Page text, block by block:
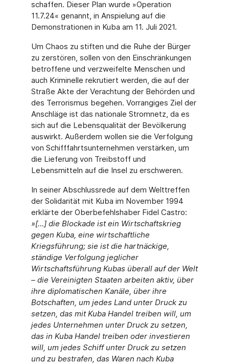
schaffen. Dieser Plan wurde »Operation
11.7.24« genannt, in Anspielung auf die
Demonstrationen in Kuba am 11. Juli 2021.
Um Chaos zu stiften und die Ruhe der Bürger
zu zerstören, sollen von den Einschrän­kungen
betroffene und verzweifelte Menschen und
auch Kriminelle rekrutiert werden, die auf der
Straße Akte der Verachtung der Behörden und
des Terrorismus begehen. Vorrangiges Ziel der
Anschläge ist das nationale Stromnetz, da es
sich auf die Lebens­qualität der Bevölkerung
auswirkt. Außerdem wollen sie die Verfolgung
von Schiff­fahrtsunternehmen verstärken, um
die Lieferung von Treibstoff und
Lebensmitteln auf die Insel zu erschweren.
In seiner Abschlussrede auf dem Welttreffen
der Solidarität mit Kuba im November 1994
erklärte der Oberbefehlshaber Fidel Castro:
»[...] die Blockade ist ein Wirtschafts­krieg
gegen Kuba, eine wirtschaftliche
Kriegsführung; sie ist die hartnäckige,
ständige Verfolgung jeglicher
Wirtschaftsführung Kubas überall auf der Welt
– die Vereinigten Staaten arbeiten aktiv, über
ihre diplomatischen Kanäle, über ihre
Botschaften, um jedes Land unter Druck zu
setzen, das mit Kuba Handel treiben will, um
jedes Unternehmen unter Druck zu setzen,
das in Kuba Handel treiben oder investieren
will, um jedes Schiff unter Druck zu setzen
und zu bestrafen, das Waren nach Kuba